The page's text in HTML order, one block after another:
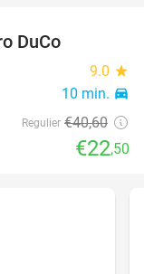
DuCo
9.0 star
10 min. directions_car
Regulier €40,60
€22,50